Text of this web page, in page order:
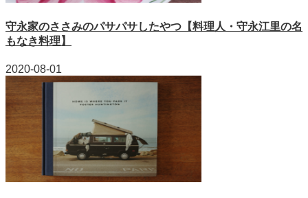
守永家のささみのパサパサしたやつ【料理人・守永江里の名
もなき料理】
2020-08-01